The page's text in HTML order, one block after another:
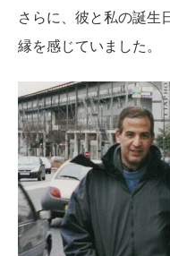
さらに、彼と私の誕生
縁を感じていました。